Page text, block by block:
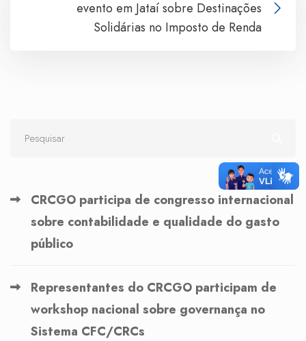
evento em Jataí sobre Destinações
Solidárias no Imposto de Renda
CRCGO participa de congresso internacional
sobre contabilidade e qualidade do gasto
público
Representantes do CRCGO participam de
workshop nacional sobre governança no
Sistema CFC/CRCs